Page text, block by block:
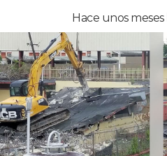
Hace unos